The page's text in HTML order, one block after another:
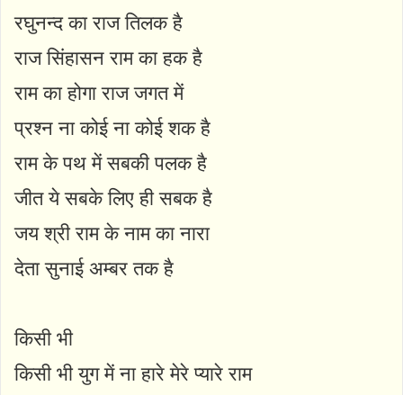
रघुनन्द का राज तिलक है
राज सिंहासन राम का हक है
राम का होगा राज जगत में
प्रश्न ना कोई ना कोई शक है
राम के पथ में सबकी पलक है
जीत ये सबके लिए ही सबक है
जय श्री राम के नाम का नारा
देता सुनाई अम्बर तक है
किसी भी
किसी भी युग में ना हारे मेरे प्यारे राम